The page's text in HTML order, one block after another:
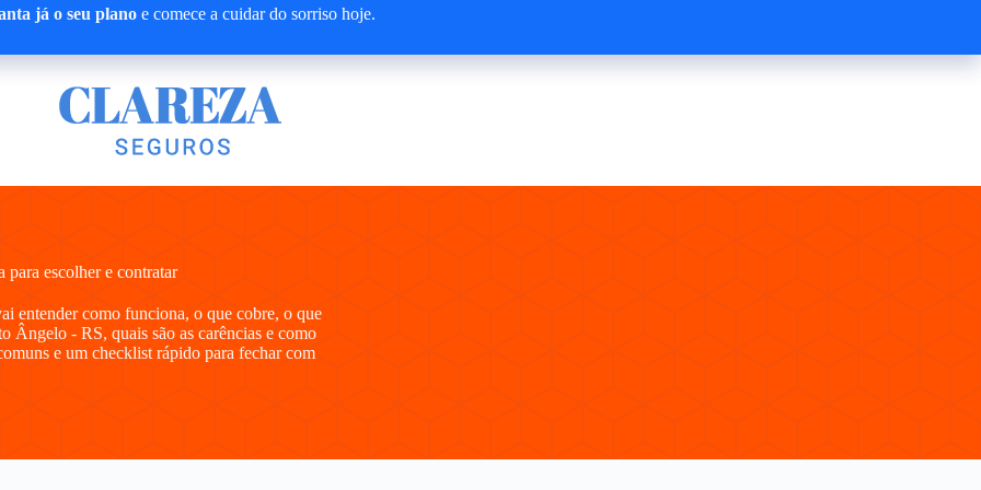
já o seu planoe comece a cuidar do sorriso hoje.
escolher e contratar
entender como funciona, o que cobre, o que
Ângelo - RS, quais são as carências e como
e um checklist rápido para fechar com